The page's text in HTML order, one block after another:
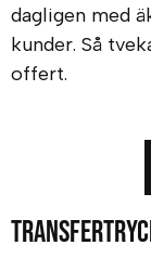
dagligen med
kunder. Så
offert.